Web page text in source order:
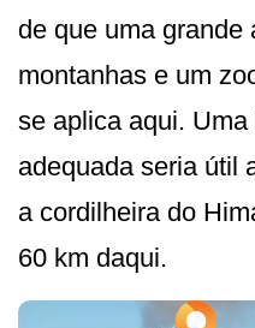
de que uma grande
montanhas e um
se aplica aqui.
adequada seria útil
a cordilheira do
60 km daqui.